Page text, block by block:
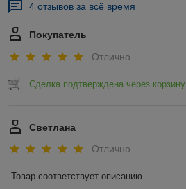
4 отзывов за всё время
Покупатель
Отлично
Сделка подтверждена через корзину
Светлана
Отлично
Товар соответствует описанию